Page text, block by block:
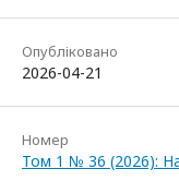
Опубліковано
2026-04-21
Номер
Том 1 № 36 (2026):